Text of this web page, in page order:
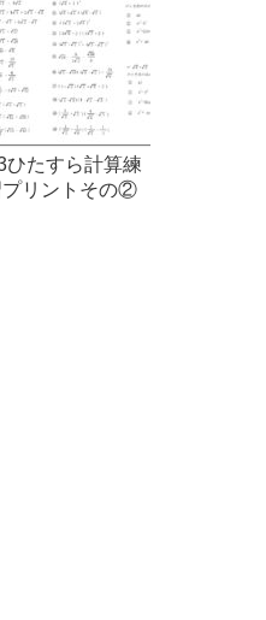
ひたすら計算練
プリントその②